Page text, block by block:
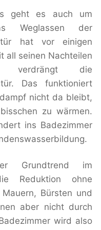
geht es auch um
Weglassen der
hat vor einigen
all seinen Nachteilen
verdrängt die
Das funktioniert
nicht da bleibt,
zu wärmen.
ins Badezimmer
Grundtrend im
Reduktion ohne
Bürsten und
aber nicht durch
wird also